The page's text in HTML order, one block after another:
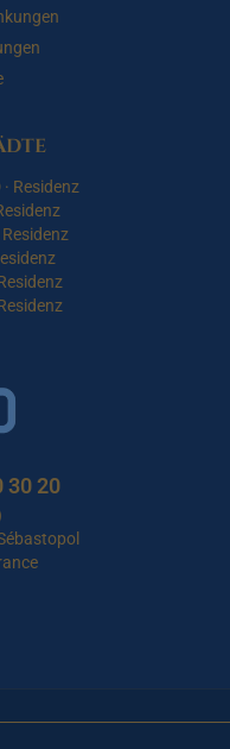
· Residenz
Residenz
30 20